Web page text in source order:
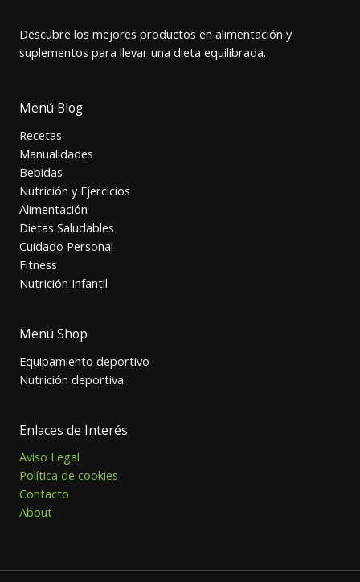
Descubre los mejores productos en alimentación y
suplementos para llevar una dieta equilibrada.
Menú Blog
Recetas
Manualidades
Bebidas
Nutrición y Ejercicios
Alimentación
Dietas Saludables
Cuidado Personal
Fitness
Nutrición Infantil
Menú Shop
Equipamiento deportivo
Nutrición deportiva
Enlaces de Interés
Aviso Legal
Política de cookies
Contacto
About